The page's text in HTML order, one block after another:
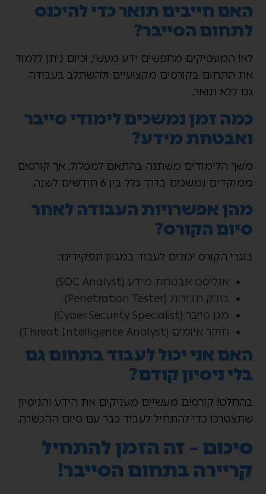
האם חייבים תואר כדי להיכנס
לתחום הסייבר?
לא! המעסיקים מחפשים ידע מעשי, וכיום ניתן ללמוד
את התחום בקורסים מקצועיים ולהשתלב בעבודה
גם ללא תואר.
כמה זמן נמשכים לימודי סייבר
ואבטחת מידע?
משך הלימודים משתנה בהתאם למסלול, אך קורסים
ממוקדים נמשכים בדרך כלל בין 6 חודשים לשנה.
מהן אפשרויות העבודה לאחר
סיום הקורס?
בוגרי הקורס יכולים לעבוד במגוון תפקידים:
אנליסט אבטחת מידע (SOC Analyst)
בודק חדירות (Penetration Tester)
מגן סייבר (Cyber Security Specialist)
חוקר איומים (Threat Intelligence Analyst)
האם אני יכול לעבוד בתחום גם
בלי ניסיון קודם?
בהחלט! קורסים מעשיים מעניקים את הידע והניסיון
שתצטרכו כדי להתחיל לעבוד כבר עם סיום ההכשרה.
סיכום – זה הזמן להתחיל
קריירה בתחום הסייבר!